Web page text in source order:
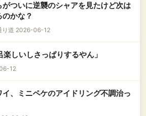
がついに逆襲のシャアを見たけど次は
かな？
り道 2026-06-12
楽しいしさっぱりするやん」
12
、ミニペケのアイドリング不調治っ